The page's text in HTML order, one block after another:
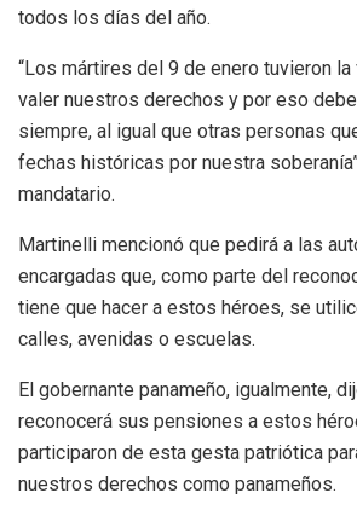
todos los días del año.
“Los mártires del 9 de enero tuvieron
valer nuestros derechos y por eso
siempre, al igual que otras personas
fechas históricas por nuestra
mandatario.
Martinelli mencionó que pedirá a las
encargadas que, como parte del
tiene que hacer a estos héroes, se
calles, avenidas o escuelas.
El gobernante panameño, igualmente,
reconocerá sus pensiones a estos
participaron de esta gesta patriótica
nuestros derechos como panameños.